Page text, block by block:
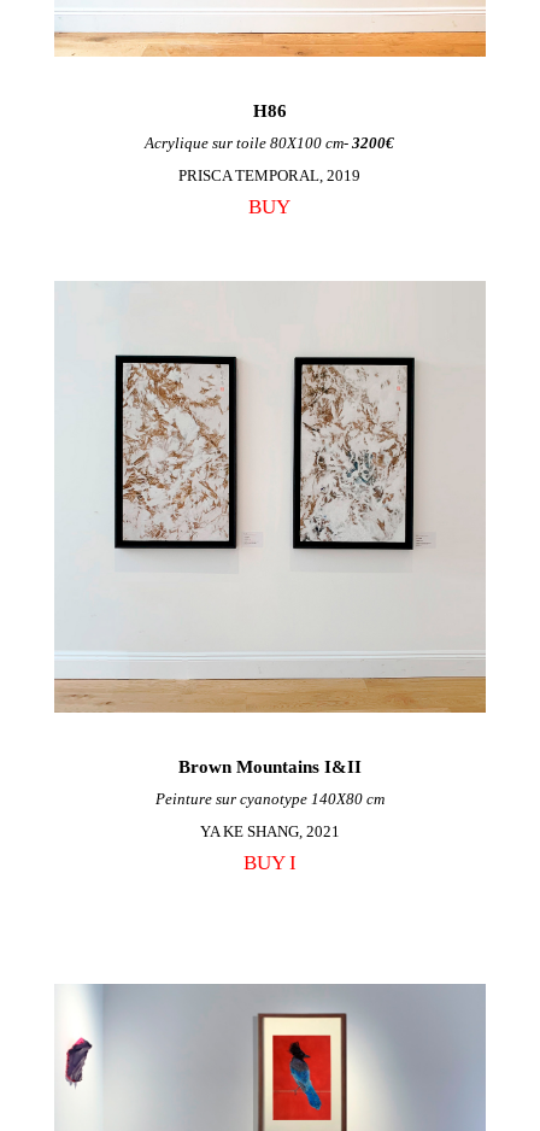
H86
Acrylique sur toile 80X100 cm-3200€
PRISCA TEMPORAL, 2019
BUY
Brown Mountains I&II
Peinture sur cyanotype 140X80 cm
YA KE SHANG, 2021
BUY I